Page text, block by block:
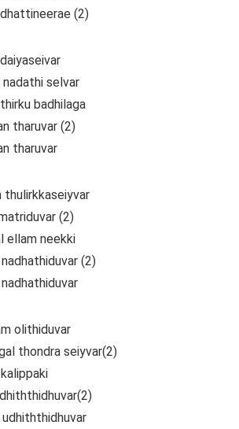
(2)
nadathi selvar
badhilaga
tharuvar (2)
tharuvar
thulirkkaseiyvar
(2)
ellam neekki
(2)
olithiduvar
thondra seiyvar(2)